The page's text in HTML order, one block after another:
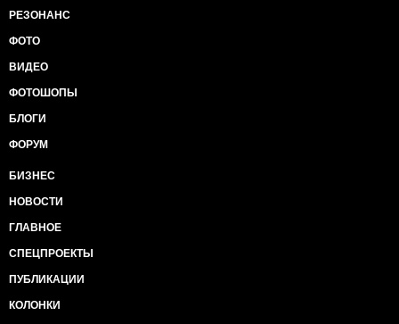
РЕЗОНАНС
ФОТО
ВИДЕО
ФОТОШОПЫ
БЛОГИ
ФОРУМ
БИЗНЕС
НОВОСТИ
ГЛАВНОЕ
СПЕЦПРОЕКТЫ
ПУБЛИКАЦИИ
КОЛОНКИ